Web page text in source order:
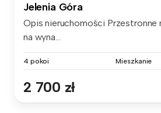
Jelenia Góra
Opis nieruchomości Przestronne
na wyna...
4 pokoi Mieszkanie
2 700 zł